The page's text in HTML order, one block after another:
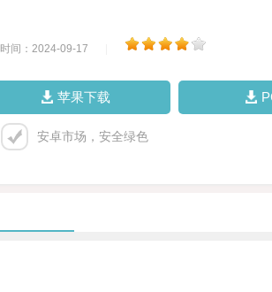
时间：2024-09-17
苹果下载
安卓市场，安全绿色